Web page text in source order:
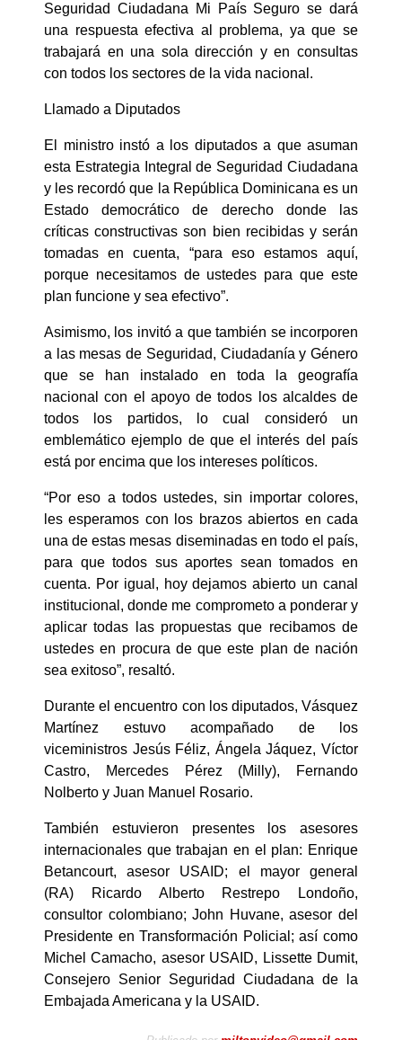
Seguridad Ciudadana Mi País Seguro se dará
una respuesta efectiva al problema, ya que se
trabajará en una sola dirección y en consultas
con todos los sectores de la vida nacional.
Llamado a Diputados
El ministro instó a los diputados a que asuman
esta Estrategia Integral de Seguridad Ciudadana
y les recordó que la República Dominicana es un
Estado democrático de derecho donde las
críticas constructivas son bien recibidas y serán
tomadas en cuenta, “para eso estamos aquí,
porque necesitamos de ustedes para que este
plan funcione y sea efectivo”.
Asimismo, los invitó a que también se incorporen
a las mesas de Seguridad, Ciudadanía y Género
que se han instalado en toda la geografía
nacional con el apoyo de todos los alcaldes de
todos los partidos, lo cual consideró un
emblemático ejemplo de que el interés del país
está por encima que los intereses políticos.
“Por eso a todos ustedes, sin importar colores,
les esperamos con los brazos abiertos en cada
una de estas mesas diseminadas en todo el país,
para que todos sus aportes sean tomados en
cuenta. Por igual, hoy dejamos abierto un canal
institucional, donde me comprometo a ponderar y
aplicar todas las propuestas que recibamos de
ustedes en procura de que este plan de nación
sea exitoso”, resaltó.
Durante el encuentro con los diputados, Vásquez
Martínez estuvo acompañado de los
viceministros Jesús Féliz, Ángela Jáquez, Víctor
Castro, Mercedes Pérez (Milly), Fernando
Nolberto y Juan Manuel Rosario.
También estuvieron presentes los asesores
internacionales que trabajan en el plan: Enrique
Betancourt, asesor USAID; el mayor general
(RA) Ricardo Alberto Restrepo Londoño,
consultor colombiano; John Huvane, asesor del
Presidente en Transformación Policial; así como
Michel Camacho, asesor USAID, Lissette Dumit,
Consejero Senior Seguridad Ciudadana de la
Embajada Americana y la USAID.